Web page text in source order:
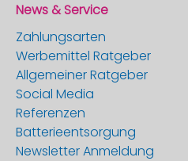
News & Service
Zahlungsarten
Werbemittel Ratgeber
Allgemeiner Ratgeber
Social Media
Referenzen
Batterieentsorgung
Newsletter Anmeldung